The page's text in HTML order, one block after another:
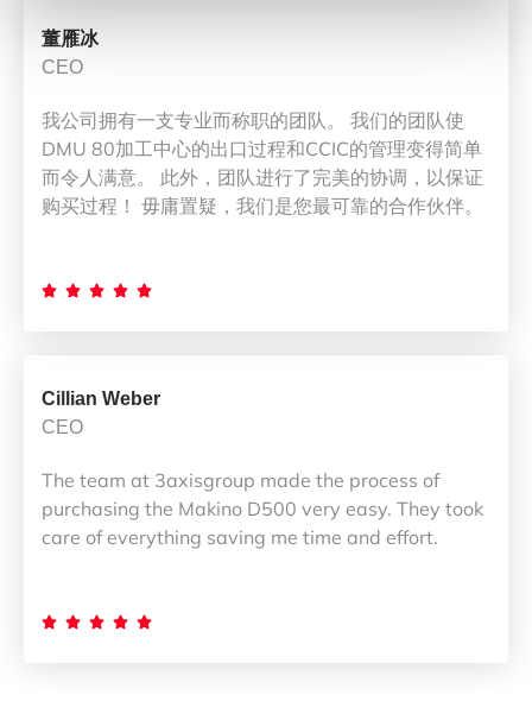
董雁冰
CEO
我公司拥有一支专业而称职的团队。 我们的团队使
DMU 80加工中心的出口过程和CCIC的管理变得简单
而令人满意。 此外，团队进行了完美的协调，以保证
购买过程！ 毋庸置疑，我们是您最可靠的合作伙伴。
    
Cillian Weber
CEO
The team at 3axisgroup made the process of
purchasing the Makino D500 very easy. They took
care of everything saving me time and effort.
    